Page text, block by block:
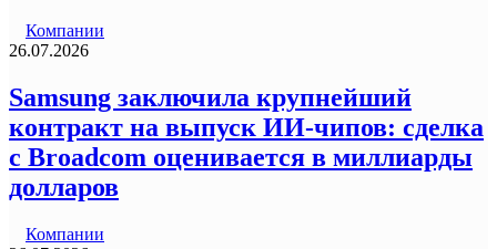
Компании
26.07.2026
Samsung заключила крупнейший
контракт на выпуск ИИ-чипов: сделка
с Broadcom оценивается в миллиарды
долларов
Компании